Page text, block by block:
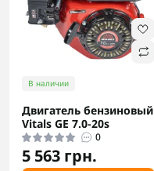
В наличии
Двигатель бензиновый
Vitals GE 7.0-20s
0
5 563 грн.